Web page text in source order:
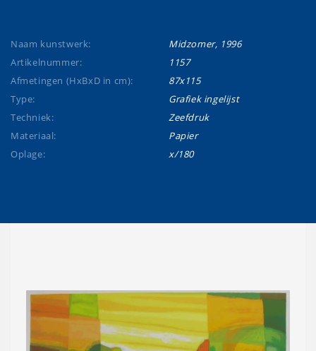
Naam kunstwerk:
Midzomer, 1996
Artikelnummer:
1157
Afmetingen (HxBxD in cm):
87x115
Type:
Grafiek ingelijst
Techniek:
Zeefdruk
Materiaal:
Papier
Oplage:
x/180